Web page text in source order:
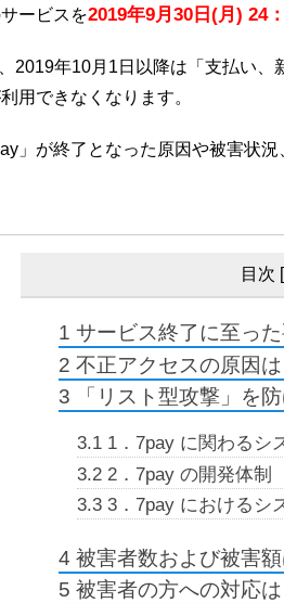
サービスを2019年9月30日(月) 24
2019年10月1日以降は「支払い
用できなくなります。
」が終了となった原因や被害状
目次 [
1 サービス終了に至った
2 不正アクセスの原因は
3 「リスト型攻撃」を
3.1 1．7pay に関わるシ
3.2 2．7pay の開発体制
3.3 3．7pay におけるシ
4 被害者数および被害額
5 被害者の方への対応は